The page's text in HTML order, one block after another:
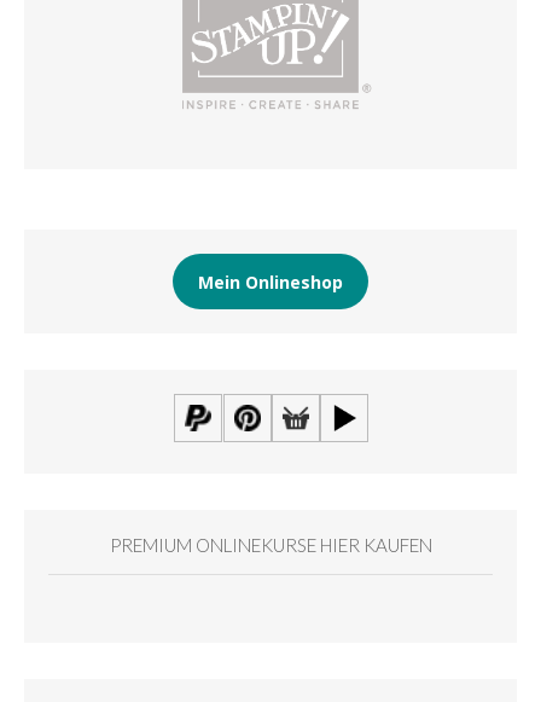
Mein Onlineshop
PREMIUM ONLINEKURSE HIER KAUFEN